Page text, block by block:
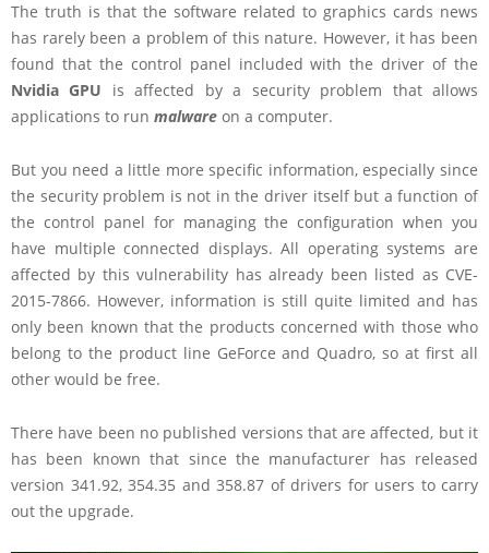
The truth is that the software related to graphics cards news
has rarely been a problem of this nature. However, it has been
found that the control panel included with the driver of the
Nvidia GPU is affected by a security problem that allows
applications to run malware on a computer.
But you need a little more specific information, especially since
the security problem is not in the driver itself but a function of
the control panel for managing the configuration when you
have multiple connected displays. All operating systems are
affected by this vulnerability has already been listed as CVE-
2015-7866. However, information is still quite limited and has
only been known that the products concerned with those who
belong to the product line GeForce and Quadro, so at first all
other would be free.
There have been no published versions that are affected, but it
has been known that since the manufacturer has released
version 341.92, 354.35 and 358.87 of drivers for users to carry
out the upgrade.